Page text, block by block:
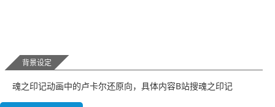
背景设定
魂之印记动画中的卢卡尔还原向，具体内容B站搜魂之印记